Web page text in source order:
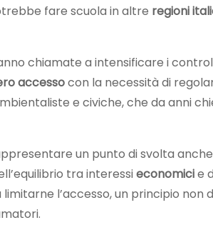
fare scuola in altre regioni
chiamate a intensificare i
accessocon la necessità di
e civiche, che da anni
un punto di svolta
tra interessieconomicie
l’accesso, un principio non